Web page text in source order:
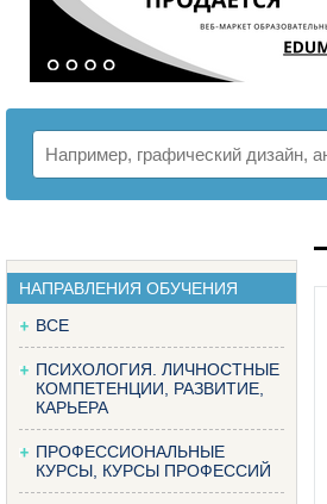
НАПРАВЛЕНИЯ ОБУЧЕНИЯ
ВСЕ
ПСИХОЛОГИЯ. ЛИЧНОСТНЫЕ
КОМПЕТЕНЦИИ, РАЗВИТИЕ,
КАРЬЕРА
ПРОФЕССИОНАЛЬНЫЕ
КУРСЫ, КУРСЫ ПРОФЕССИЙ